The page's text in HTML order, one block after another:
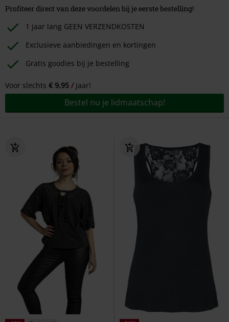
Profiteer direct van deze voordelen bij je eerste bestelling!
1 jaar lang GEEN VERZENDKOSTEN
Exclusieve aanbiedingen en kortingen
Gratis goodies bij je bestelling
Voor slechts € 9,95 jaar!
Bestel nu je lidmaatschap!